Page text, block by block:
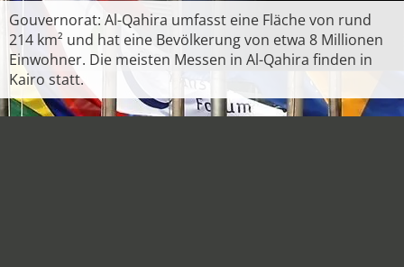
Gouvernorat: Al-Qahira umfasst eine Fläche von rund
214 km² und hat eine Bevölkerung von etwa 8 Millionen
Einwohner. Die meisten Messen in Al-Qahira finden in
Kairo statt.